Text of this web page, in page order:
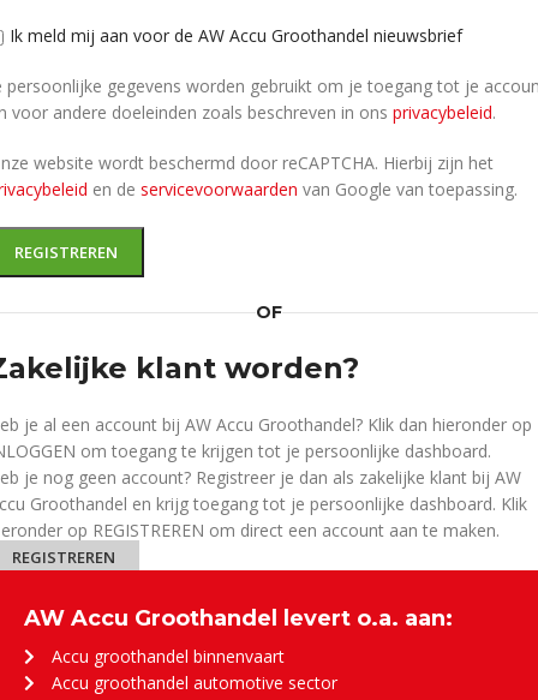
Ik meld mij aan voor de AW Accu Groothandel nieuwsbrief
persoonlijke gegevens worden gebruikt om je toegang tot je
voor andere doeleinden zoals beschreven in ons privacybeleid.
website wordt beschermd door reCAPTCHA. Hierbij zijn het
en de servicevoorwaarden van Google van toepassing.
REGISTREREN
OF
klant worden?
je al een account bij AW Accu Groothandel? Klik dan hieronder op
om toegang te krijgen tot je persoonlijke dashboard.
je nog geen account? Registreer je dan als zakelijke klant bij AW
Groothandel en krijg toegang tot je persoonlijke dashboard. Klik
op REGISTREREN om direct een account aan te maken.
REGISTREREN
AW Accu Groothandel levert o.a. aan:
Accu groothandel binnenvaart
Accu groothandel automotive sector